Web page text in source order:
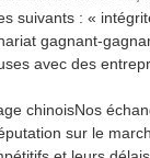
suivants : «
gagnant-
avec des
chinoisNos
sur le